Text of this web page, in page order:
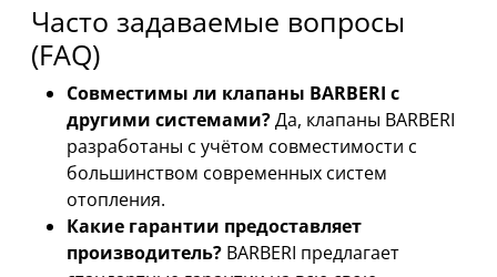
Часто задаваемые вопросы
(FAQ)
Совместимы ли клапаны BARBERI с
другими системами?Да, клапаны BARBERI
разработаны с учётом совместимости с
большинством современных систем
отопления.
Какие гарантии предоставляет
производитель? BARBERI предлагает